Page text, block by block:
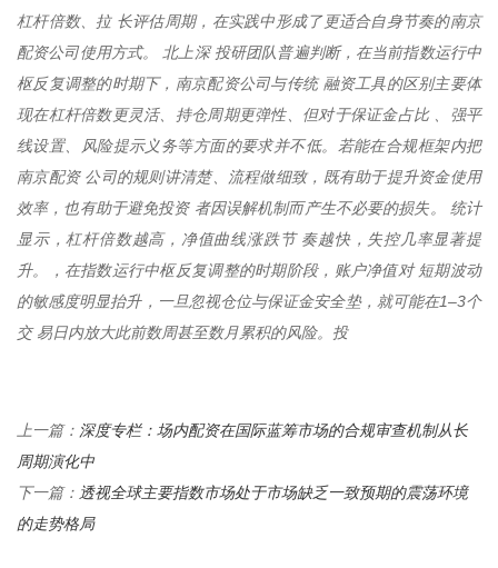
杠杆倍数、拉 长评估周期，在实践中形成了更适合自身节奏的南京
配资公司使用方式。 北上深 投研团队普遍判断，在当前指数运行中
枢反复调整的时期下，南京配资公司与传统 融资工具的区别主要体
现在杠杆倍数更灵活、持仓周期更弹性、但对于保证金占比 、强平
线设置、风险提示义务等方面的要求并不低。若能在合规框架内把
南京配资 公司的规则讲清楚、流程做细致，既有助于提升资金使用
效率，也有助于避免投资 者因误解机制而产生不必要的损失。 统计
显示，杠杆倍数越高，净值曲线涨跌节 奏越快，失控几率显著提
升。，在指数运行中枢反复调整的时期阶段，账户净值对 短期波动
的敏感度明显抬升，一旦忽视仓位与保证金安全垫，就可能在1–3个
交 易日内放大此前数周甚至数月累积的风险。投
上一篇： 深度专栏：场内配资在国际蓝筹市场的合规审查机制从长
周期演化中
下一篇： 透视全球主要指数市场处于市场缺乏一致预期的震荡环境
的走势格局